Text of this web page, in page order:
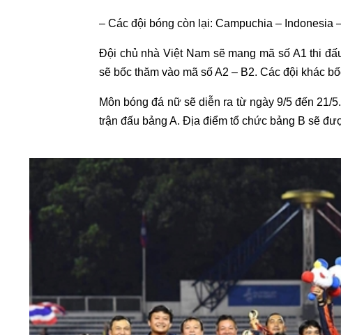
– Các đội bóng còn lại: Campuchia – Indonesia
Đội chủ nhà Việt Nam sẽ mang mã số A1 thi
sẽ bốc thăm vào mã số A2 – B2. Các đội khác
Môn bóng đá nữ sẽ diễn ra từ ngày 9/5 đến
trận đấu bảng A. Địa điểm tổ chức bảng B sẽ